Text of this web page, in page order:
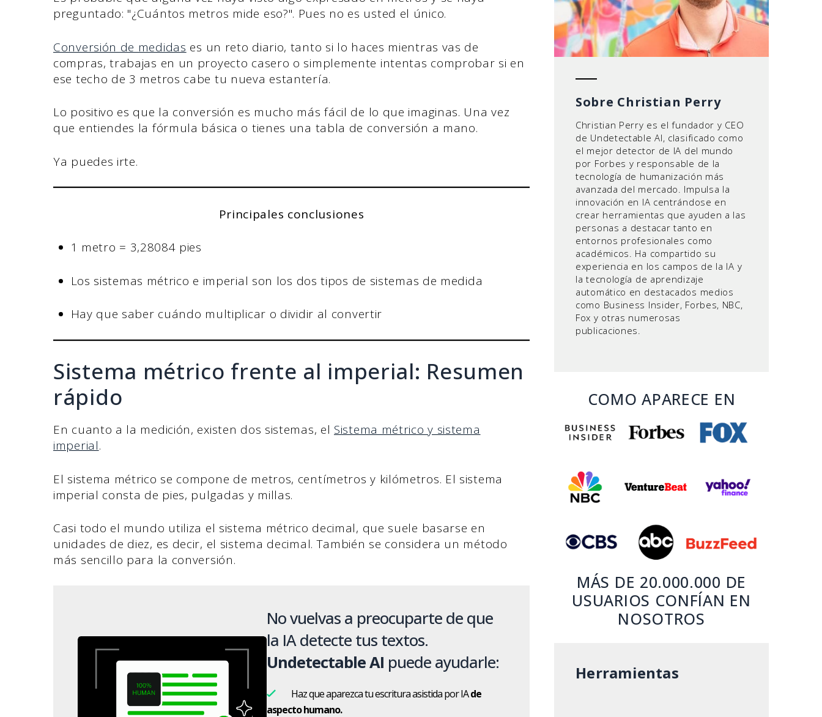
preguntado: "¿Cuántos metros mide eso?". Pues no es usted el único.
Conversión de medidas es un reto diario, tanto si lo haces mientras vas de
compras, trabajas en un proyecto casero o simplemente intentas comprobar si en
ese techo de 3 metros cabe tu nueva estantería.
Lo positivo es que la conversión es mucho más fácil de lo que imaginas. Una vez
que entiendes la fórmula básica o tienes una tabla de conversión a mano.
Ya puedes irte.
Principales conclusiones
1 metro = 3,28084 pies
Los sistemas métrico e imperial son los dos tipos de sistemas de medida
Hay que saber cuándo multiplicar o dividir al convertir
Sistema métrico frente al imperial: Resumen
rápido
En cuanto a la medición, existen dos sistemas, el Sistema métrico y sistema
imperial.
El sistema métrico se compone de metros, centímetros y kilómetros. El sistema
imperial consta de pies, pulgadas y millas.
Casi todo el mundo utiliza el sistema métrico decimal, que suele basarse en
unidades de diez, es decir, el sistema decimal. También se considera un método
más sencillo para la conversión.
No vuelvas a preocuparte de que
la IA detecte tus textos.
Undetectable AI puede ayudarle:
Haz que aparezca tu escritura asistida por IAde
aspecto humano.
Sobre Christian Perry
Christian Perry es el fundador y CEO
de Undetectable AI, clasificado como
el mejor detector de IA del mundo
por Forbes y responsable de la
tecnología de humanización más
avanzada del mercado. Impulsa la
innovación en IA centrándose en
crear herramientas que ayuden a las
personas a destacar tanto en
entornos profesionales como
académicos. Ha compartido su
experiencia en los campos de la IA y
la tecnología de aprendizaje
automático en destacados medios
como Business Insider, Forbes, NBC,
Fox y otras numerosas
publicaciones.
COMO APARECE EN
MÁS DE 20.000.000 DE
USUARIOS CONFÍAN EN
NOSOTROS
Herramientas